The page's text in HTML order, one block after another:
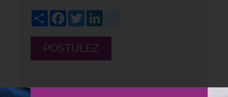
ShareFacebook
Twitter
POSTULEZ